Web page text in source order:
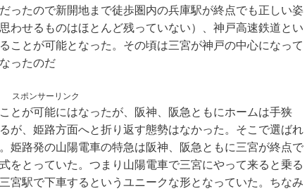
ったので新開地まで徒歩圏内の兵庫駅が終点でも正しい姿
わせるものはほとんど残っていない）、神戸高速鉄道とい
ことが可能となった。その頃は三宮が神戸の中心になって
ったのだ
スポンサーリンク
とが可能にはなったが、阪神、阪急ともにホームは手狭
が、姫路方面へと折り返す態勢はなかった。そこで選ばれ
姫路発の山陽電車の特急は阪神、阪急ともに三宮が終点で
をとっていた。つまり山陽電車で三宮にやって来ると乗る
宮駅で下車するというユニークな形となっていた。ちなみ